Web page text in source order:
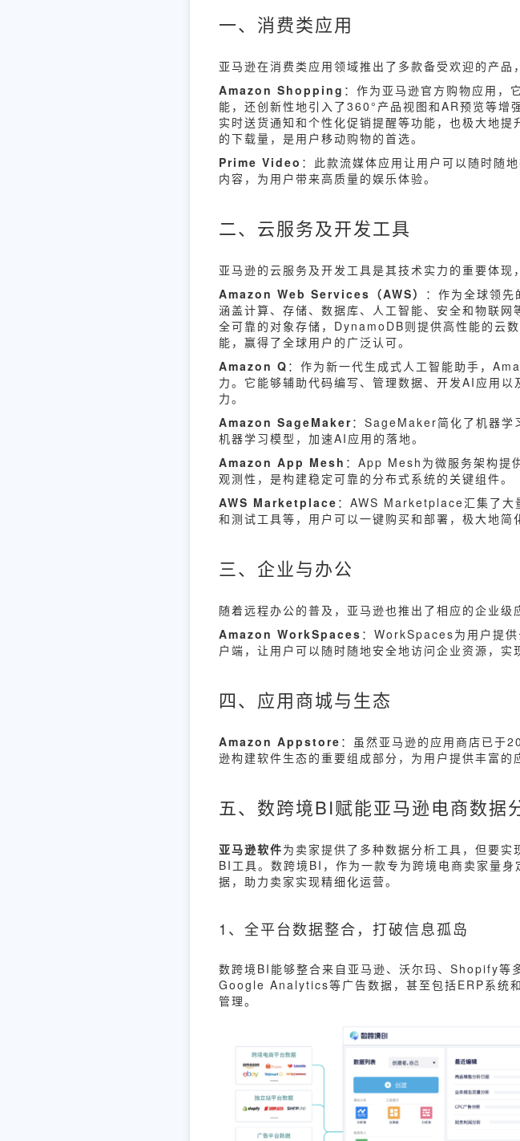
一、消费类应用
亚马逊在消费类应用领域推出了多款备受欢迎的产品
Amazon Shopping ：作为亚马逊官方购物应用，
能，还创新性地引入了360°产品视图和AR预览等增
实时送货通知和个性化促销提醒等功能，也极大地
的下载量，是用户移动购物的首选。
Prime Video ：此款流媒体应用让用户可以随时随
内容，为用户带来高质量的娱乐体验。
二、云服务及开发工具
亚马逊的云服务及开发工具是其技术实力的重要体现
Amazon Web Services（AWS） ：作为全球领先
涵盖计算、存储、数据库、人工智能、安全和物联
全可靠的对象存储，DynamoDB则提供高性能的云
能，赢得了全球用户的广泛认可。
Amazon Q ：作为新一代生成式人工智能助手，
力。它能够辅助代码编写、管理数据、开发AI应用
力。
Amazon SageMaker：SageMaker简化了机器学
机器学习模型，加速AI应用的落地。
Amazon App Mesh ：App Mesh为微服务架构提
观测性，是构建稳定可靠的分布式系统的关键组件。
AWS Marketplace ：AWS Marketplace汇集了大
和测试工具等，用户可以一键购买和部署，极大地简
三、企业与办公
随着远程办公的普及，亚马逊也推出了相应的企业级
Amazon WorkSpaces ：WorkSpaces为用户提
户端，让用户可以随时随地安全地访问企业资源，实
四、应用商城与生态
Amazon Appstore ：虽然亚马逊的应用商店已于
逊构建软件生态的重要组成部分，为用户提供丰富的
五、数跨境BI赋能亚马逊电商数据
亚马逊软件为卖家提供了多种数据分析工具，但要
BI工具。数跨境BI，作为一款专为跨境电商卖家量
据，助力卖家实现精细化运营。
1、全平台数据整合，打破信息孤岛
数跨境BI能够整合来自亚马逊、沃尔玛、Shopify等
Google Analytics等广告数据，甚至包括ERP系统
管理。